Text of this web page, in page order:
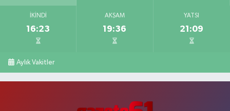
İKINDI
16:23
AKŞAM
19:36
YATSI
21:09
Aylık Vakitler